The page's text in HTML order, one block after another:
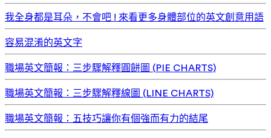
我全身都是耳朵，不會吧 ! 來看更多身體部位的英文創意用語
容易混淆的英文字
職場英文簡報：三步驟解釋圓餅圖 (PIE CHARTS)
職場英文簡報：三步驟解釋線圖 (LINE CHARTS)
職場英文簡報：五技巧讓你有個強而有力的結尾